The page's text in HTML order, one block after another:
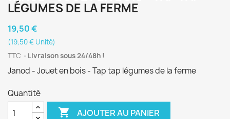
LÉGUMES DE LA FERME
19,50 €
(19,50 € Unité)
TTC
Livraison sous 24/48h !
Janod - Jouet en bois - Tap tap légumes de la ferme
Quantité
 AJOUTER AU PANIER